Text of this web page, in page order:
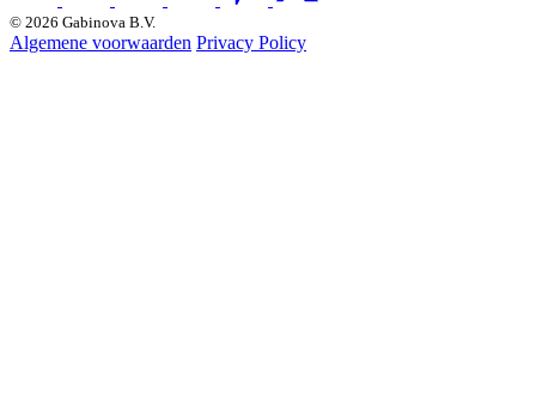
© 2026 Gabinova B.V.
Algemene voorwaarden Privacy Policy